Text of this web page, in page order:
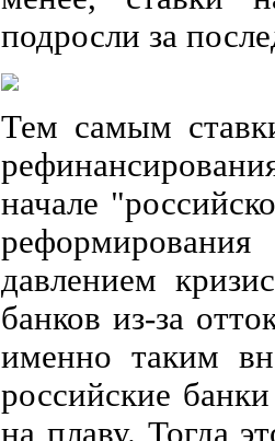
подросли за
Тем самым
начале
давлением
банков из-за
именно таким
российские
на плаву. Тогда